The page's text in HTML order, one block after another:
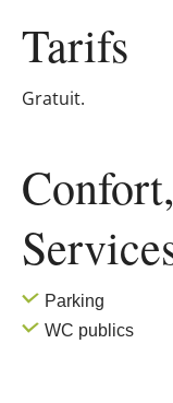
Tarifs
Gratuit.
Parking
WC publics